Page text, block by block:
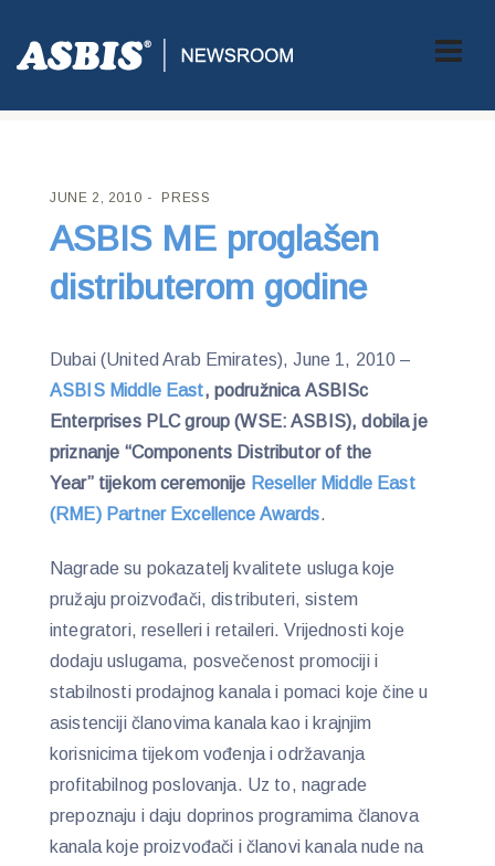
ASBIS CROATIA >PRESS> ASBIS ME PROGLAŠEN
DISTRIBUTEROM GODINE
JUNE 2, 2010 PRESS
ASBIS ME proglašen
distributerom godine
Dubai (United Arab Emirates), June 1, 2010 –
ASBIS Middle East, podružnica ASBISc
Enterprises PLC group (WSE: ASBIS), dobila je
priznanje “Components Distributor of the
Year” tijekom ceremonije Reseller Middle East
(RME) Partner Excellence Awards.
Nagrade su pokazatelj kvalitete usluga koje
pružaju proizvođači, distributeri, sistem
integratori, reselleri i retaileri. Vrijednosti koje
dodaju uslugama, posvečenost promociji i
stabilnosti prodajnog kanala i pomaci koje čine u
asistenciji članovima kanala kao i krajnjim
korisnicima tijekom vođenja i održavanja
profitabilnog poslovanja. Uz to, nagrade
prepoznaju i daju doprinos programima članova
kanala koje proizvođači i članovi kanala nude na